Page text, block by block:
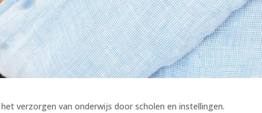
verzorgen van onderwijs door scholen en instellingen.